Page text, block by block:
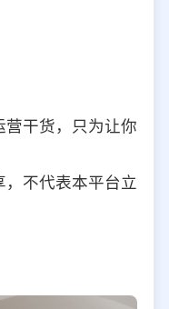
干货，只为让你
不代表本平台立